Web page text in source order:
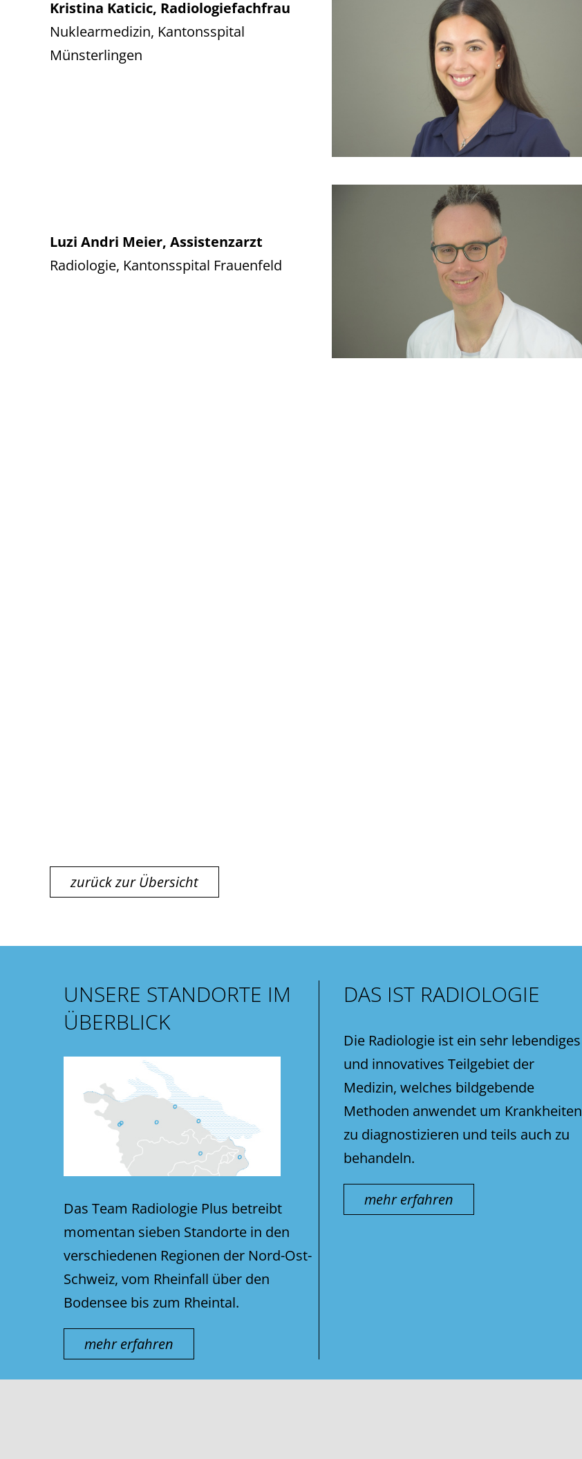
Kristina Katicic, Radiologiefachfrau
Nuklearmedizin, Kantonsspital
Münsterlingen
Luzi Andri Meier, Assistenzarzt
Radiologie, Kantonsspital Frauenfeld
zurück zur Übersicht
UNSERE STANDORTE IM
ÜBERBLICK
Das Team Radiologie Plus betreibt
momentan sieben Standorte in den
verschiedenen Regionen der Nord-Ost-
Schweiz, vom Rheinfall über den
Bodensee bis zum Rheintal.
mehr erfahren
DAS IST RADIOLOGIE
Die Radiologie ist ein sehr lebendiges
und innovatives Teilgebiet der
Medizin, welches bildgebende
Methoden anwendet um Krankheiten
zu diagnostizieren und teils auch zu
behandeln.
mehr erfahren